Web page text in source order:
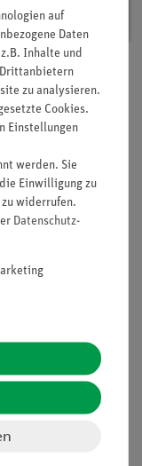
Elektromotors
werden.
so dass die
aufgebaut
Beziehungen
gut zu verstehen.
auf
Daten
Inhalte und
zu analysieren.
Cookies.
Einstellungen
werden. Sie
Einwilligung zu
widerrufen.
Daten­schutz­